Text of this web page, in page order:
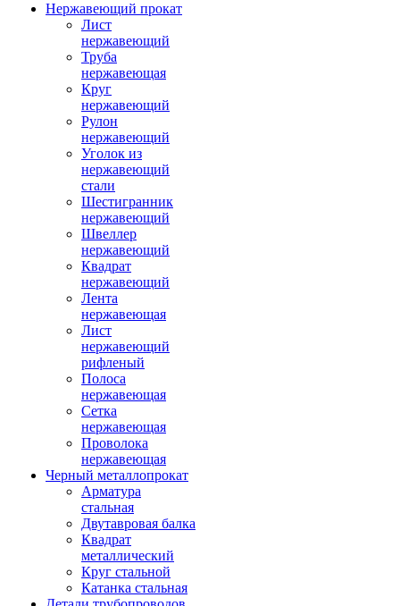
Нержавеющий прокат
Лист
нержавеющий
Труба
нержавеющая
Круг
нержавеющий
Рулон
нержавеющий
Уголок из
нержавеющий
стали
Шестигранник
нержавеющий
Швеллер
нержавеющий
Квадрат
нержавеющий
Лента
нержавеющая
Лист
нержавеющий
рифленый
Полоса
нержавеющая
Сетка
нержавеющая
Проволока
нержавеющая
Черный металлопрокат
Арматура
стальная
Двутавровая балка
Квадрат
металлический
Круг стальной
Катанка стальная